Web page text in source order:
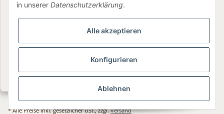
Informationen
* Alle Preise inkl. gesetzlicher USt., zzgl.Versand
in unserer Datenschutzerklärung.
Alle akzeptieren
Konfigurieren
Ablehnen